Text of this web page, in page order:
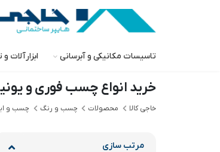
تاسیسات مکانیکی و آبرسانی
خرید انواع چسب فوری و یونیورسال
خاجی‌ کالا محصولات چسب و رنگ چسب و
مرتب سازی